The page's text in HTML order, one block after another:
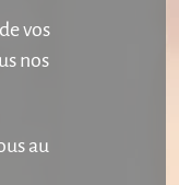
vos
nos
au